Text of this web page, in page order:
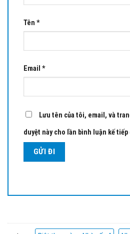
Tên *
Email *
Lưu tên của tôi, email, và
duyệt này cho lần bình luận kế tiếp